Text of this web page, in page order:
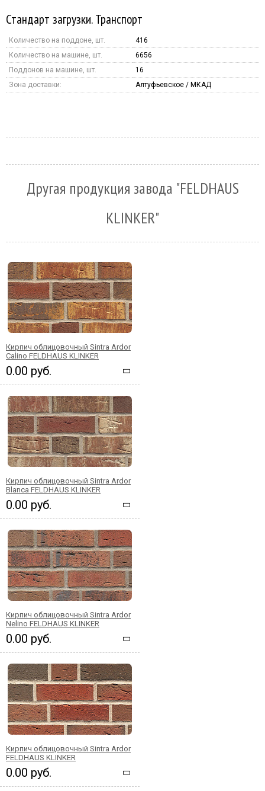
Стандарт загрузки. Транспорт
Количество на поддоне, шт.
416
Количество на машине, шт.
6656
Поддонов на машине, шт.
16
Зона доставки:
Алтуфьевское / МКАД
Другая продукция завода "FELDHAUS
KLINKER"
Кирпич облицовочный Sintra Ardor
Calino FELDHAUS KLINKER
0.00 руб.
Кирпич облицовочный Sintra Ardor
Blanca FELDHAUS KLINKER
0.00 руб.
Кирпич облицовочный Sintra Ardor
Nelino FELDHAUS KLINKER
0.00 руб.
Кирпич облицовочный Sintra Ardor
FELDHAUS KLINKER
0.00 руб.